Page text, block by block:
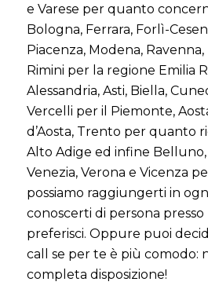
e Varese per quanto
Bologna, Ferrara, Forlì-
Piacenza, Modena,
Rimini per la regione Emilia
Alessandria, Asti, Biella,
Vercelli per il Piemonte,
d’Aosta, Trento per quanto
Alto Adige ed infine Belluno,
Venezia, Verona e Vicenza
possiamo raggiungerti in
conoscerti di persona presso
preferisci. Oppure puoi
call se per te è più comodo:
completa disposizione!